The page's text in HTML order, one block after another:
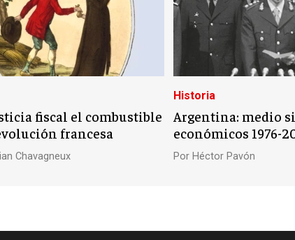
fiscal el combustible
francesa
Chavagneux
Historia
Argentina: medio
económicos 1976-
Por Héctor Pavón